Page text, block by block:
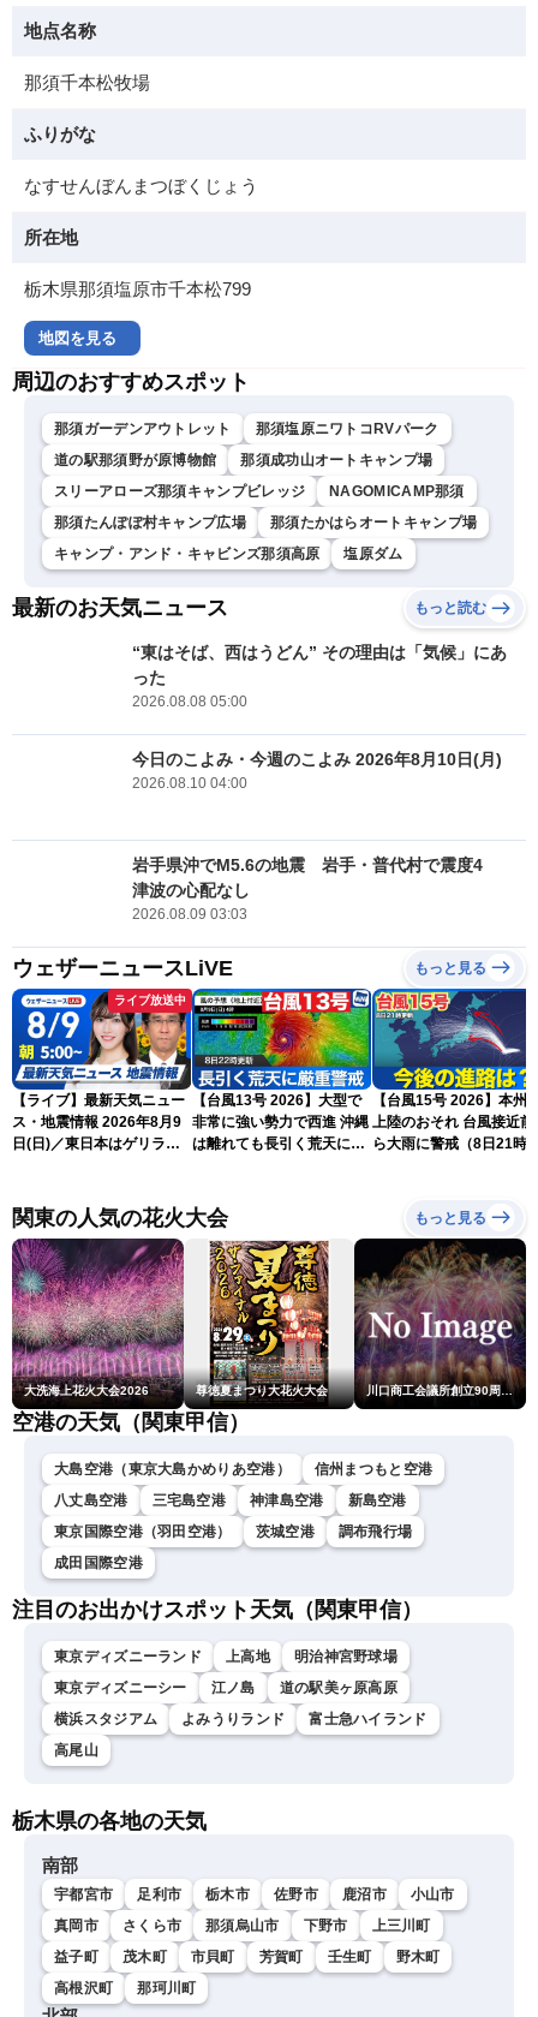
地点名称
那須千本松牧場
ふりがな
なすせんぼんまつぼくじょう
所在地
栃木県那須塩原市千本松799
地図を見る
周辺のおすすめスポット
那須ガーデンアウトレット
那須塩原ニワトコRVパーク
道の駅那須野が原博物館
那須成功山オートキャンプ場
スリーアローズ那須キャンプビレッジ
NAGOMICAMP那須
那須たんぽぽ村キャンプ広場
那須たかはらオートキャンプ場
キャンプ・アンド・キャビンズ那須高原
塩原ダム
最新のお天気ニュース もっと読む
“東はそば、西はうどん” その理由は「気候」にあ
った
2026.08.08 05:00
今日のこよみ・今週のこよみ 2026年8月10日(月)
2026.08.10 04:00
岩手県沖でM5.6の地震 岩手・普代村で震度4
津波の心配なし
2026.08.09 03:03
ウェザーニュースLiVE もっと見る
ライブ放送中
【ライブ】最新天気ニュー
ス・地震情報 2026年8月9
日(日)／東日本はゲリラ雷
ュースLiVEモーニング・魚
住茉由／山口剛央〉
【台風13号 2026】大型で
非常に強い勢力で西進 沖縄
は離れても長引く荒天に厳
【台風15号 2026】本州
上陸のおそれ 台風接近前
ら大雨に警戒（8日21時
関東の人気の花火大会 もっと見る
大洗海上花火大会2026 尊徳夏まつり大花火大会 川口商工会議所創立90周年・青年部40周年・女性会30周年記念 第6回川口花火大会
空港の天気（関東甲信）
大島空港（東京大島かめりあ空港）
信州まつもと空港
八丈島空港
三宅島空港 神津島空港
新島空港
東京国際空港（羽田空港）
茨城空港
調布飛行場
成田国際空港
注目のお出かけスポット天気（関東甲信）
東京ディズニーランド 上高地
明治神宮野球場
東京ディズニーシー
江ノ島
道の駅美ヶ原高原
横浜スタジアム
よみうりランド
富士急ハイランド
高尾山
栃木県の各地の天気
南部
宇都宮市 足利市 栃木市 佐野市 鹿沼市
小山市
真岡市
さくら市 那須烏山市 下野市
上三川町
益子町
茂木町 市貝町 芳賀町 壬生町
野木町
高根沢町
那珂川町